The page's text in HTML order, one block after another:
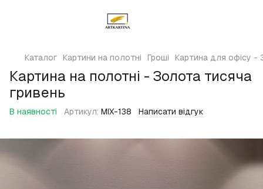
Каталог Картини на полотні Гроші Картина для офісу -
Картина на полотні - Золота тисяча
гривень
В наявності Артикул: MIX-138 Написати відгук